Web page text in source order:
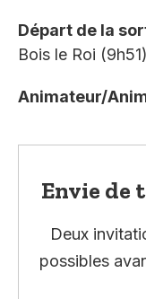
Départ de la
Bois le Roi (9h51)
Animateur/
Envie de
Deux
possibles